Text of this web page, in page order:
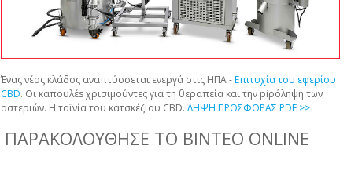
Ένας νέος κλάδος αναπτύσσεται ενεργά στις ΗΠΑ -Επιτυχία του εφερίου
CBD. Οι καπουλέs χρισιμούντες για τη θεραπεία και την piρόληψη των
αστεριών. Η ταϊνία του κατσκέζιου CBD. ΛΗΨΗ ΠΡΟΣΦΟΡΑΣ PDF >>
ΠΑΡΑΚΟΛΟΎΘΗΣΕ ΤΟ ΒΊΝΤΕΟ ONLINE